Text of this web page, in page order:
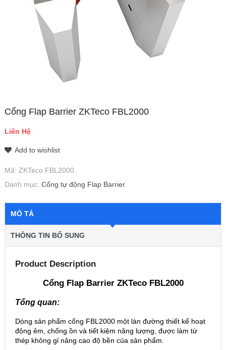
Cổng Flap Barrier ZKTeco FBL2000
Liên Hệ
Add to wishlist
Mã: ZKTeco FBL2000
Danh mục: Cổng tự động Flap Barrier.
MÔ TẢ
THÔNG TIN BỔ SUNG
Product Description
Cổng Flap Barrier ZKTeco FBL2000
Tổng quan:
Dòng sản phẩm cổng FBL2000 một làn đường thiết kế hoạt
động êm, chống ồn và tiết kiệm năng lượng, được làm từ
thép không gỉ nâng cao độ bền của sản phẩm.